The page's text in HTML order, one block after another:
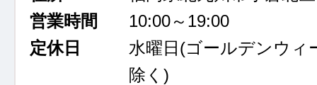
営業時間
10:00～19:00
定休日
水曜日 (ゴールデンウィ
除く)